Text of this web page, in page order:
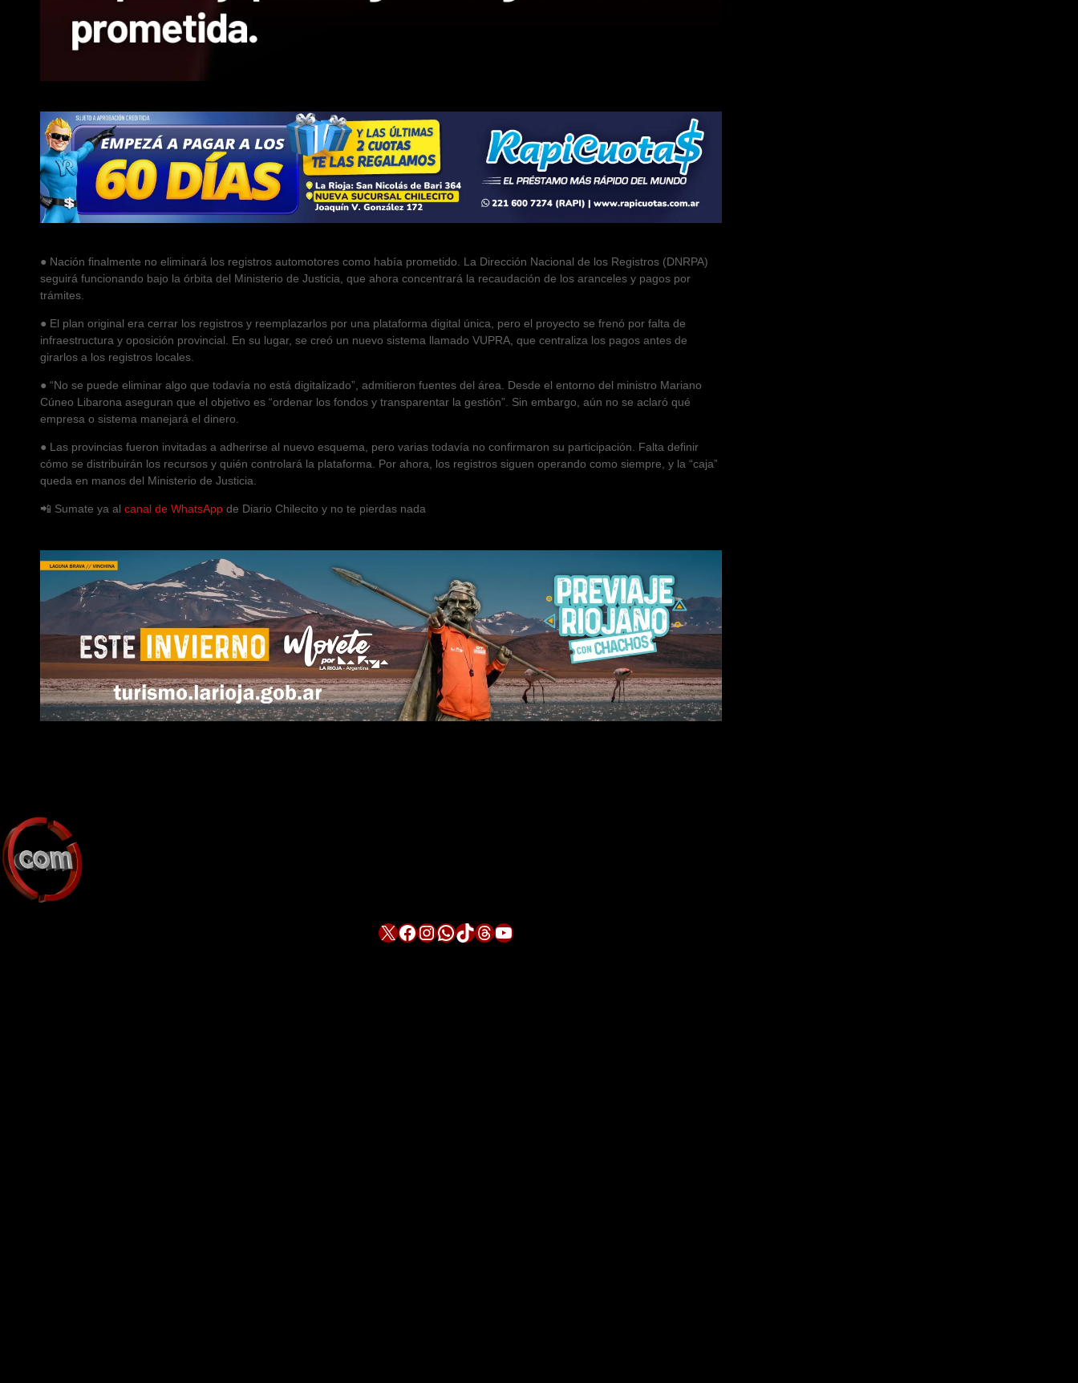
● Nación finalmente no eliminará los registros automotores como había prometido. La Dirección Nacional de los Registros (DNRPA)
seguirá funcionando bajo la órbita del Ministerio de Justicia, que ahora concentrará la recaudación de los aranceles y pagos por
trámites.
● El plan original era cerrar los registros y reemplazarlos por una plataforma digital única, pero el proyecto se frenó por falta de
infraestructura y oposición provincial. En su lugar, se creó un nuevo sistema llamado VUPRA, que centraliza los pagos antes de
girarlos a los registros locales.
● “No se puede eliminar algo que todavía no está digitalizado”, admitieron fuentes del área. Desde el entorno del ministro Mariano
Cúneo Libarona aseguran que el objetivo es “ordenar los fondos y transparentar la gestión”. Sin embargo, aún no se aclaró qué
empresa o sistema manejará el dinero.
● Las provincias fueron invitadas a adherirse al nuevo esquema, pero varias todavía no confirmaron su participación. Falta definir
cómo se distribuirán los recursos y quién controlará la plataforma. Por ahora, los registros siguen operando como siempre, y la “caja”
queda en manos del Ministerio de Justicia.
📲 Sumate ya al canal de WhatsApp de Diario Chilecito y no te pierdas nada
X Facebook InstagramWhatsApp TikTok Threads YouTube